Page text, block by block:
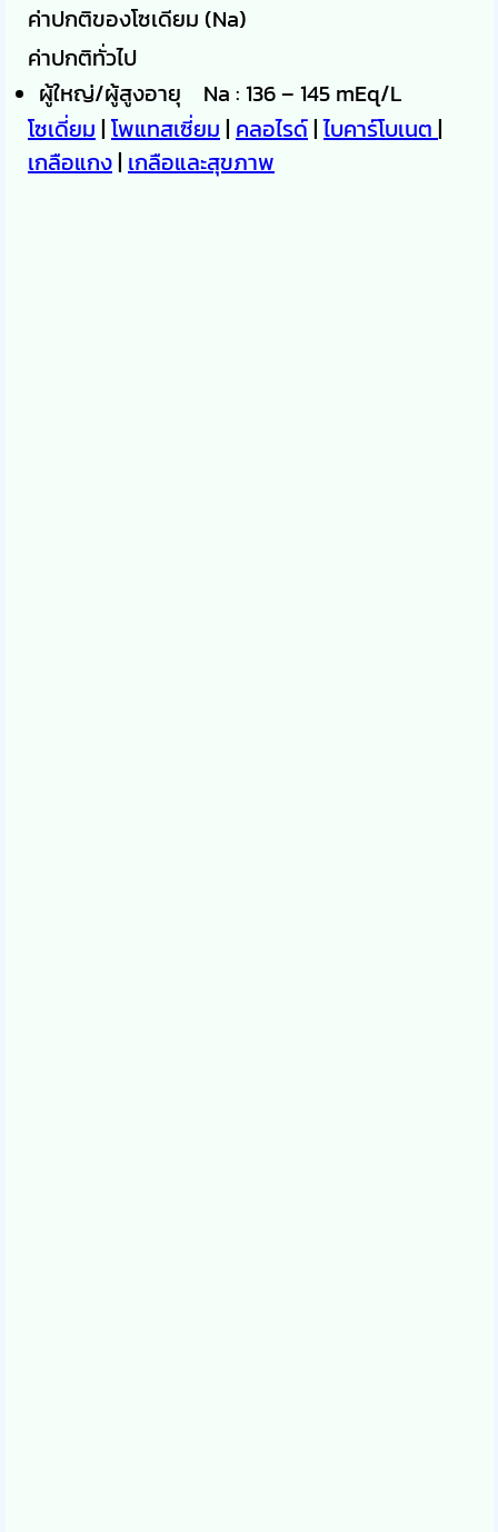
ค่าปกติของโซเดียม (Na)
ค่าปกติทั่วไป
ผู้ใหญ่/ผู้สูงอายุ Na : 136 – 145 mEq/L
โซเดี่ยม | โพแทสเซี่ยม | คลอไรด์|ไบคาร์โบเนต |
เกลือแกง| เกลือและสุขภาพ